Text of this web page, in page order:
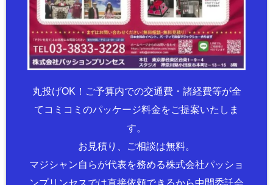
丸投げOK！ご予算内での交通費・諸経費等が全
てコミコミのパッケージ料金をご提案いたしま
す。
お見積り、ご相談は無料。
マジシャン自らが代表を務める株式会社パッショ
ンプリンセスでは直接依頼できるから中間委託会